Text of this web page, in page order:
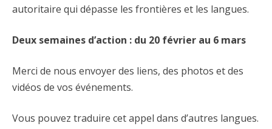
autoritaire qui dépasse les frontières et les langues.
Deux semaines d’action : du 20 février au 6 mars
Merci de nous envoyer des liens, des photos et des
vidéos de vos événements.
Vous pouvez traduire cet appel dans d’autres langues.